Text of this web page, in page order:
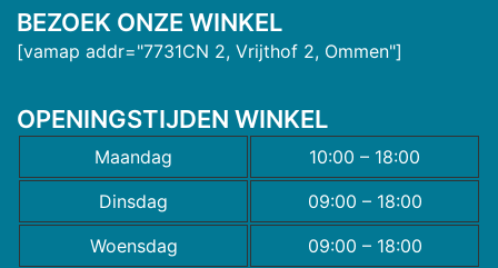
BEZOEK ONZE WINKEL
[vamap addr="7731CN 2, Vrijthof 2, Ommen"]
OPENINGSTIJDEN WINKEL
Maandag
10:00 – 18:00
Dinsdag
09:00 – 18:00
Woensdag
09:00 – 18:00